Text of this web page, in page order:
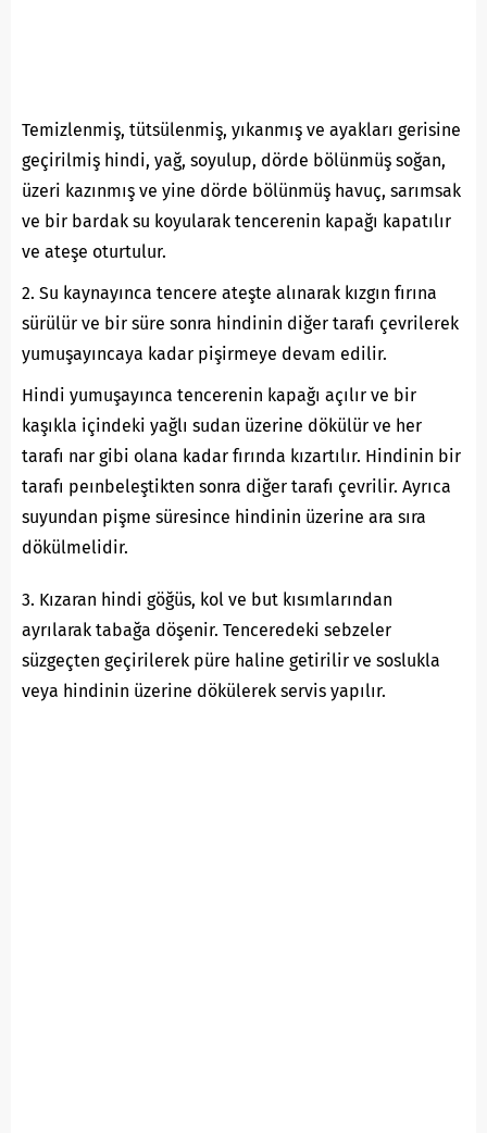
Temizlenmiş, tütsülenmiş, yıkanmış ve ayakları gerisine
geçirilmiş hindi, yağ, soyulup, dörde bölünmüş soğan,
üzeri kazınmış ve yine dörde bölünmüş havuç, sarımsak
ve bir bardak su koyularak tencerenin kapağı kapatılır
ve ateşe oturtulur.
2. Su kaynayınca tencere ateşte alınarak kızgın fırına
sürülür ve bir süre sonra hindinin diğer tarafı çevrilerek
yumuşayıncaya kadar pişirmeye devam edilir.
Hindi yumuşayınca tencerenin kapağı açılır ve bir
kaşıkla içindeki yağlı sudan üzerine dökülür ve her
tarafı nar gibi olana kadar fırında kızartılır. Hindinin bir
tarafı peınbeleştikten sonra diğer tarafı çevrilir. Ayrıca
suyundan pişme süresince hindinin üzerine ara sıra
dökülmelidir.
3. Kızaran hindi göğüs, kol ve but kısımlarından
ayrılarak tabağa döşenir. Tenceredeki sebzeler
süzgeçten geçirilerek püre haline getirilir ve soslukla
veya hindinin üzerine dökülerek servis yapılır.